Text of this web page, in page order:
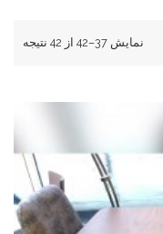
نمایش 37–42 از 42 نتیجه